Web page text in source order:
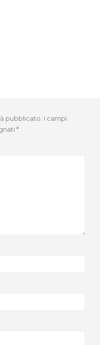
pubblicato. I campi
*